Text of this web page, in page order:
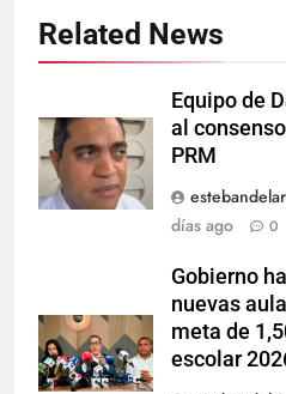
Related News
Equipo de
al
PRM
días ago
0
Gobierno
nuevas
meta de
escolar